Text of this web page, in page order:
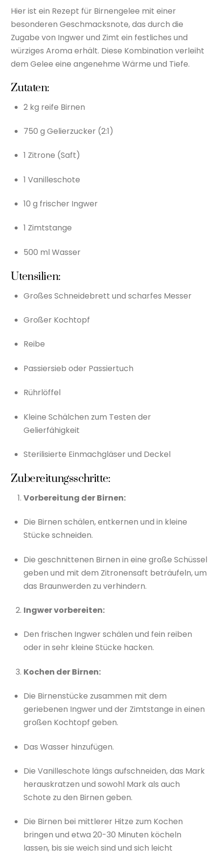
Hier ist ein Rezept für Birnengelee mit einer
besonderen Geschmacksnote, das durch die
Zugabe von Ingwer und Zimt ein festliches und
würziges Aroma erhält. Diese Kombination verleiht
dem Gelee eine angenehme Wärme und Tiefe.
Zutaten:
2 kg reife Birnen
750 g Gelierzucker (2:1)
1 Zitrone (Saft)
1 Vanilleschote
10 g frischer Ingwer
1 Zimtstange
500 ml Wasser
Utensilien:
Großes Schneidebrett und scharfes Messer
Großer Kochtopf
Reibe
Passiersieb oder Passiertuch
Rührlöffel
Kleine Schälchen zum Testen der
Gelierfähigkeit
Sterilisierte Einmachgläser und Deckel
Zubereitungsschritte:
Vorbereitung der Birnen:
Die Birnen schälen, entkernen und in kleine
Stücke schneiden.
Die geschnittenen Birnen in eine große Schüssel
geben und mit dem Zitronensaft beträufeln, um
das Braunwerden zu verhindern.
Ingwer vorbereiten:
Den frischen Ingwer schälen und fein reiben
oder in sehr kleine Stücke hacken.
Kochen der Birnen:
Die Birnenstücke zusammen mit dem
geriebenen Ingwer und der Zimtstange in einen
großen Kochtopf geben.
Das Wasser hinzufügen.
Die Vanilleschote längs aufschneiden, das Mark
herauskratzen und sowohl Mark als auch
Schote zu den Birnen geben.
Die Birnen bei mittlerer Hitze zum Kochen
bringen und etwa 20-30 Minuten köcheln
lassen, bis sie weich sind und sich leicht